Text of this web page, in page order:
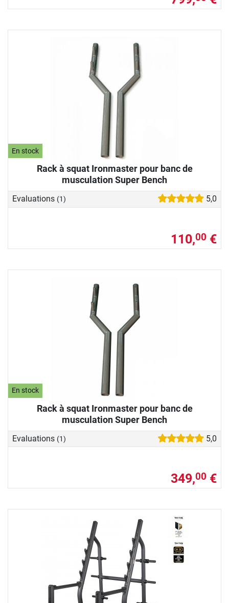
En stock
Rack à squat Ironmaster pour banc de
musculation Super Bench
Evaluations (1) 5,0
110,00 €
En stock
Rack à squat Ironmaster pour banc de
musculation Super Bench
Evaluations (1) 5,0
349,00 €